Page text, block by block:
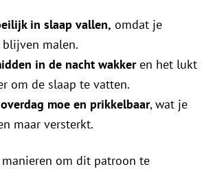
in slaap vallen, omdat je
malen.
in de nacht wakkeren het lukt
om de slaap te vatten.
moe en prikkelbaar, wat je
maar versterkt.
om dit patroon te